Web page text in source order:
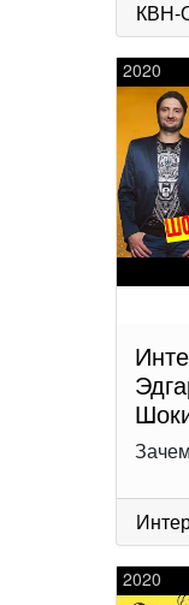
КВН-
2020
2020